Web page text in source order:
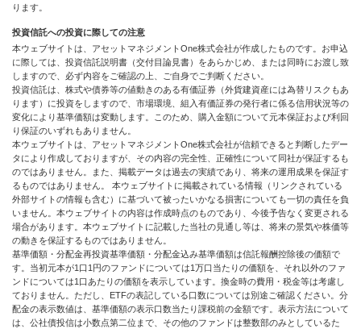
ります。
投資信託への投資に際しての注意
本ウェブサイトは、アセットマネジメントOne株式会社が作成したものです。お申込
に際しては、投資信託説明書（交付目論見書）をあらかじめ、または同時にお渡し致
しますので、必ず内容をご確認の上、ご自身でご判断ください。
投資信託は、株式や債券等の値動きのある有価証券（外貨建資産には為替リスクもあ
ります）に投資をしますので、市場環境、組入有価証券の発行者に係る信用状況等の
変化により基準価額は変動します。このため、購入金額について元本保証および利回
り保証のいずれもありません。
本ウェブサイトは、アセットマネジメントOne株式会社が信頼できると判断したデー
タにより作成しておりますが、その内容の完全性、正確性について同社が保証するも
のではありません。また、掲載データは過去の実績であり、将来の運用成果を保証す
るものではありません。 本ウェブサイトに掲載されている情報（リンクされている
外部サイトの情報も含む）に基づいて被ったいかなる損害についても一切の責任を負
いません。本ウェブサイトの内容は作成時点のものであり、今後予告なく変更される
場合があります。本ウェブサイトに記載した当社の見通し等は、将来の景気や株価等
の動きを保証するものではありません。
基準価額・分配金再投資基準価額・分配金込み基準価額は信託報酬控除後の価額で
す。当初元本が1口1円のファンドについては1万口当たりの価額を、それ以外のファ
ンドについては1口あたりの価額を表示しています。換金時の費用・税金等は考慮し
ておりません。ただし、ETFの表記している口数については別途ご確認ください。分
配金の表示数値は、基準価額の表示口数当たり課税前の金額です。表示方法について
は、公社債投信は小数点第二位まで、その他のファンドは整数部のみとしているた